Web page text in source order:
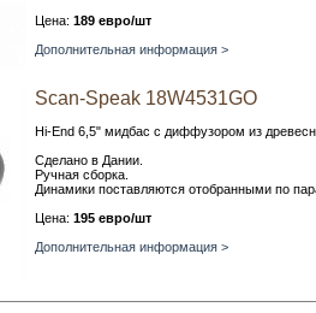
Цена: 189 евро/шт
Дополнительная информация >
Scan-Speak 18W4531GO
Hi-End 6,5" мидбас с диффузором из
Сделано в Дании.
Ручная сборка.
Динамики поставляются отобранными по
Цена: 195 евро/шт
Дополнительная информация >